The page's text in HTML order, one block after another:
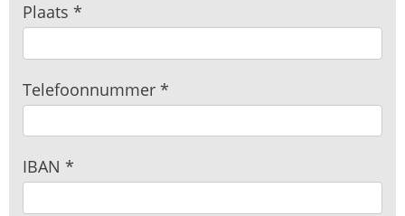
Plaats *
Telefoonnummer *
IBAN *